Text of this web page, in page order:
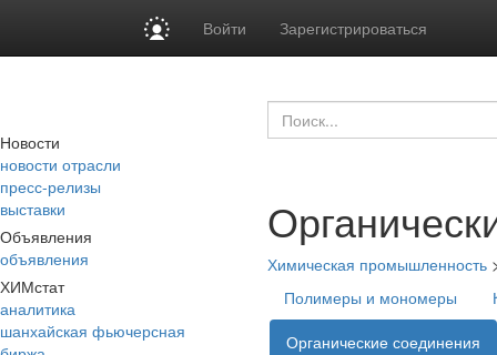
Войти Зарегистрироваться
Новости
новости отрасли
пресс-релизы
выставки
Объявления
объявления
ХИМстат
аналитика
шанхайская фьючерсная
Химическая промышленность
Полимеры и мономеры
Органические соединения